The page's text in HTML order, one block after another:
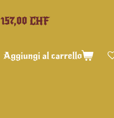
157,00 CHF
Aggiungi al carrello